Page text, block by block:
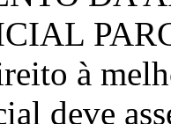
à
deve